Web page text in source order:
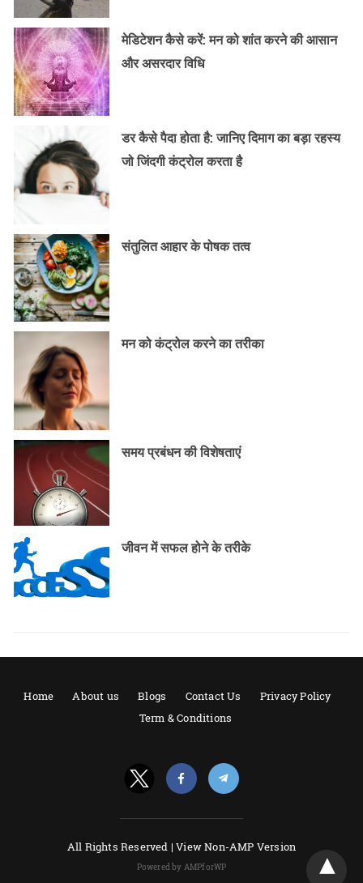
मेडिटेशन कैसे करें: मन को शांत करने की आसान
और असरदार विधि
डर कैसे पैदा होता है: जानिए दिमाग का बड़ा रहस्य
जो जिंदगी कंट्रोल करता है
संतुलित आहार के पोषक तत्व
मन को कंट्रोल करने का तरीका
समय प्रबंधन की विशेषताएं
जीवन में सफल होने के तरीके
Home About us Blogs Contact Us
Privacy Policy
Term & Conditions
All Rights Reserved |View Non-AMP Version
Powered by AMPforWP